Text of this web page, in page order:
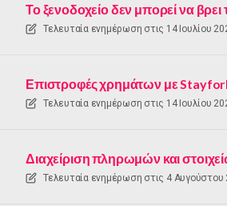
Το ξενοδοχείο δεν μπορεί να
Τελευταία ενημέρωση στις 14 Ιουλίου
Επιστροφές χρημάτων με
Τελευταία ενημέρωση στις 14 Ιουλίου
Διαχείριση πληρωμών και
Τελευταία ενημέρωση στις 4 Αυγούστου